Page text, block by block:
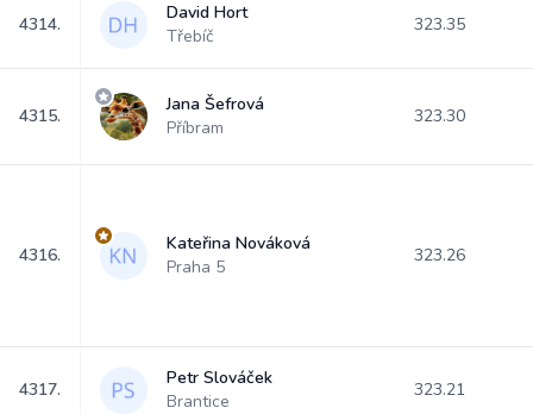
4314.
David Hort
Třebíč
323.35
4315.
Jana Šefrová
Příbram
323.30
4316.
Kateřina Nováková
Praha 5
323.26
4317.
Petr Slováček
Brantice
323.21